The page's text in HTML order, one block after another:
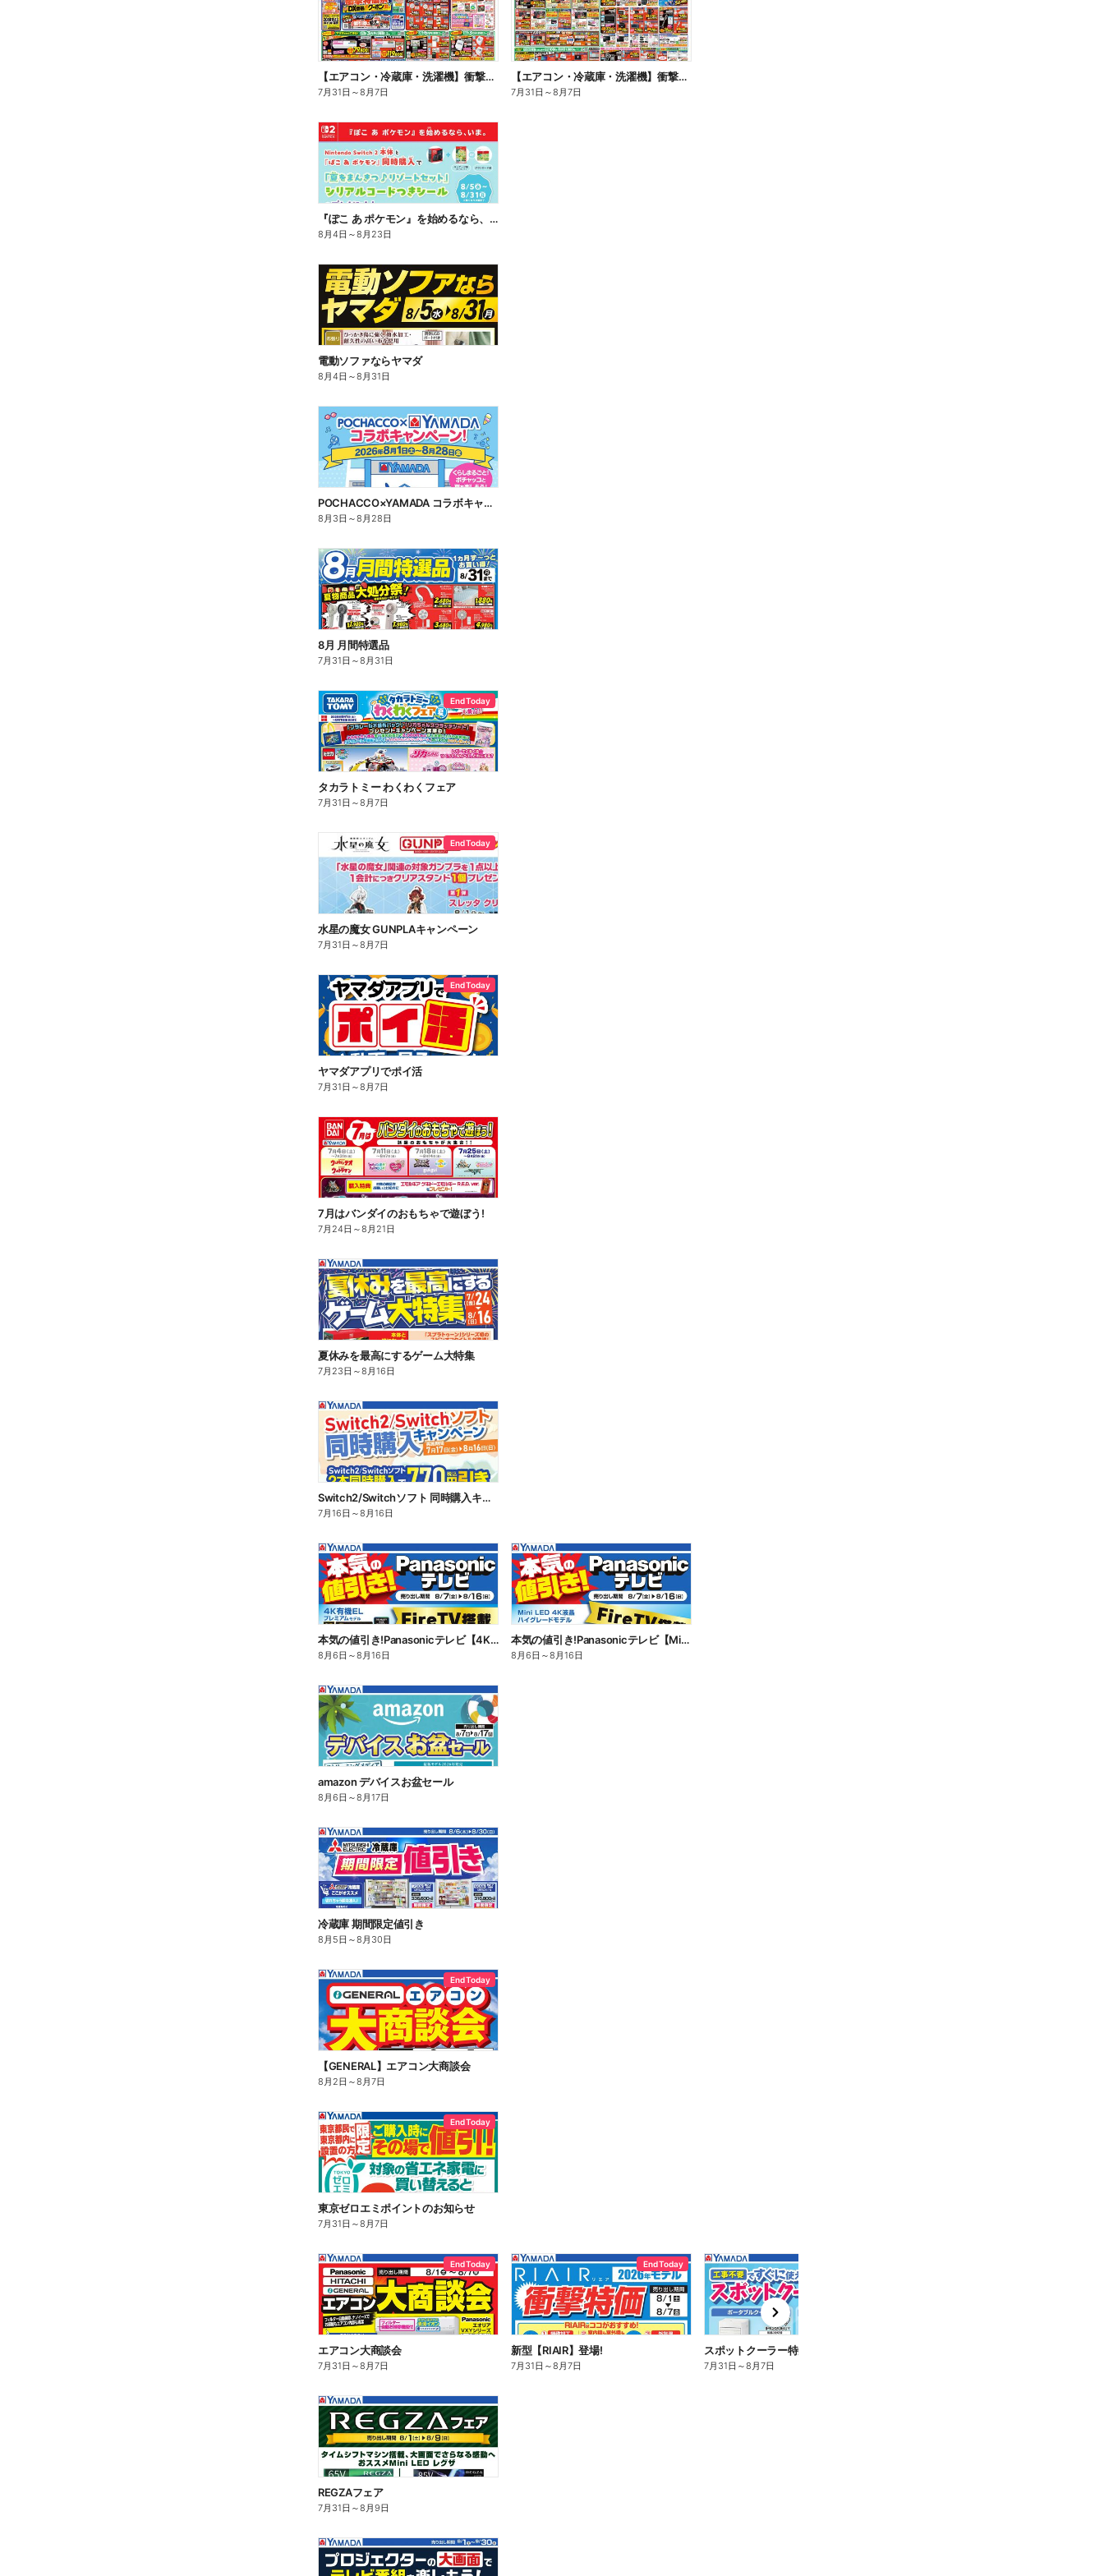
【エアコン・冷蔵庫・洗濯機】衝撃特価祭(おもて)
7月31日 ～8月7日
【エアコン・冷蔵庫・洗濯機】衝撃特価祭(うら)
7月31日 ～8月7日
『ぽこ あ ポケモン』を始めるなら、いま。
8月4日 ～8月23日
電動ソファならヤマダ
8月4日 ～8月31日
POCHACCO×YAMADA コラボキャンペーン!
8月3日 ～8月28日
8月 月間特選品
7月31日 ～8月31日
End Today
タカラトミー わくわくフェア
7月31日 ～8月7日
End Today
水星の魔女 GUNPLAキャンペーン
7月31日 ～8月7日
End Today
ヤマダアプリでポイ活
7月31日 ～8月7日
7月はバンダイのおもちゃで遊ぼう!
7月24日 ～8月21日
夏休みを最高にするゲーム大特集
7月23日 ～8月16日
Switch2/Switchソフト 同時購入キャンペーン
7月16日 ～8月16日
本気の値引き!Panasonicテレビ【4K有機EL】
8月6日 ～8月16日
本気の値引き!Panasonicテレビ【Mini LED 4K液晶】
8月6日 ～8月16日
amazon デバイスお盆セール
8月6日 ～8月17日
冷蔵庫 期間限定値引き
8月5日 ～8月30日
End Today
【GENERAL】エアコン大商談会
8月2日 ～8月7日
End Today
東京ゼロエミポイントのお知らせ
7月31日 ～8月7日
End Today
エアコン大商談会
7月31日 ～8月7日
End Today
新型【RIAIR】登場!
7月31日 ～8月7日
スポットクーラー特集
7月31日 ～8月7日
e
x
t
REGZAフェア
7月31日 ～8月9日